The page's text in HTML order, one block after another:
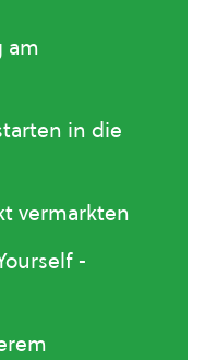
am
in die
vermarkten
-